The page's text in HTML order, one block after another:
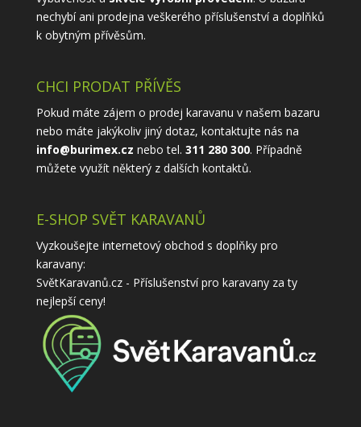
nechybí ani prodejna veškerého příslušenství a doplňků
k obytným přívěsům.
CHCI PRODAT PŘÍVĚS
Pokud máte zájem o prodej karavanu v našem bazaru
nebo máte jakýkoliv jiný dotaz, kontaktujte nás na
info@burimex.cz nebo tel. 311 280 300. Případně
můžete využít některý z dalších kontaktů.
E-SHOP SVĚT KARAVANŮ
Vyzkoušejte internetový obchod s doplňky pro
karavany:
SvětKaravanů.cz - Příslušenství pro karavanyza ty
nejlepší ceny!